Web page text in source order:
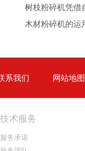
树枝粉碎机凭借
木材粉碎机的运
系我们 网站地图
技术服务
服务承诺